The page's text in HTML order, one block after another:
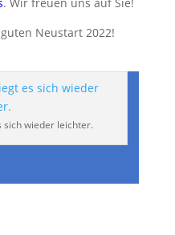
Neustart 2022!
sich wieder leichter.